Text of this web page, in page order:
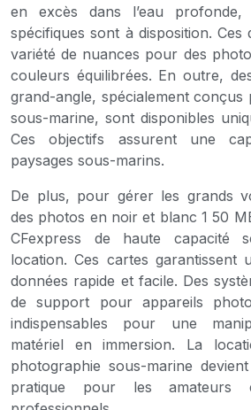
en excès dans l’eau
spécifiques sont à disposition.
variété de nuances pour des
couleurs équilibrées. En outre,
grand-angle, spécialement
sous-marine, sont disponibles
Ces objectifs assurent une
paysages sous-marins.
De plus, pour gérer les grands
des photos en noir et blanc 1 50
CFexpress de haute capacité
location. Ces cartes garantissent
données rapide et facile. Des
de support pour appareils
indispensables pour une
matériel en immersion. La
photographie sous-marine
pratique pour les amateurs